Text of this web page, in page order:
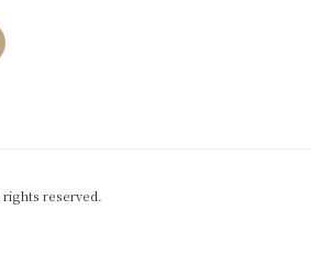
rights reserved.